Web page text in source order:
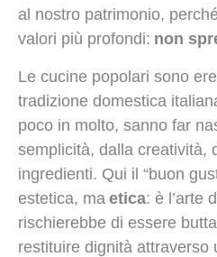
al nostro patrimonio,
valori più profondi: non
Le cucine popolari sono
tradizione domestica
poco in molto, sanno far
semplicità, dalla creatività,
ingredienti. Qui il “buon
estetica, ma etica: è l’arte
rischierebbe di essere
restituire dignità attraverso